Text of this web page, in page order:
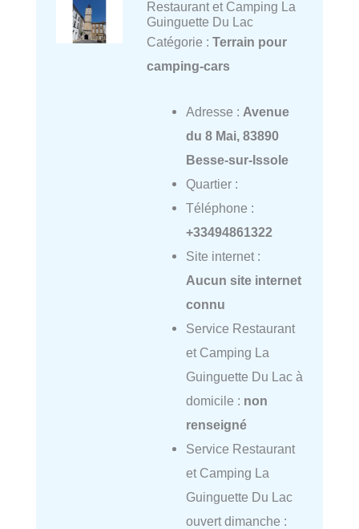
Restaurant et Camping La
Guinguette Du Lac
Catégorie : Terrain pour
camping-cars
Adresse : Avenue
du 8 Mai, 83890
Besse-sur-Issole
Quartier :
Téléphone :
+33494861322
Site internet :
Aucun site internet
connu
Service Restaurant
et Camping La
Guinguette Du Lac à
domicile : non
renseigné
Service Restaurant
et Camping La
Guinguette Du Lac
ouvert dimanche :